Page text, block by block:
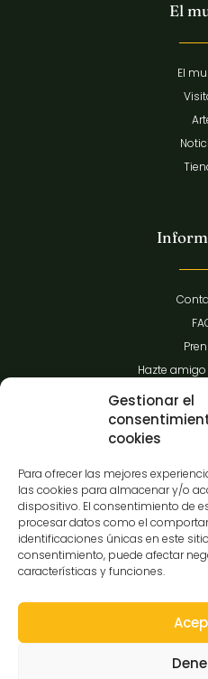
Gestionar el
cookies
Para ofrecer las mejores
las cookies para almacenar y/o
dispositivo. El consentimiento de
procesar datos como el
identificaciones únicas en este
consentimiento, puede afectar
características y funciones.
El
El
Hazte
C/
37008-